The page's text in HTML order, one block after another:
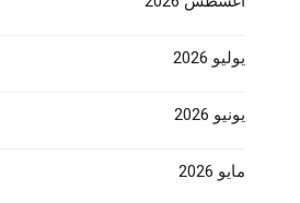
يوليو 2026
يونيو 2026
مايو 2026